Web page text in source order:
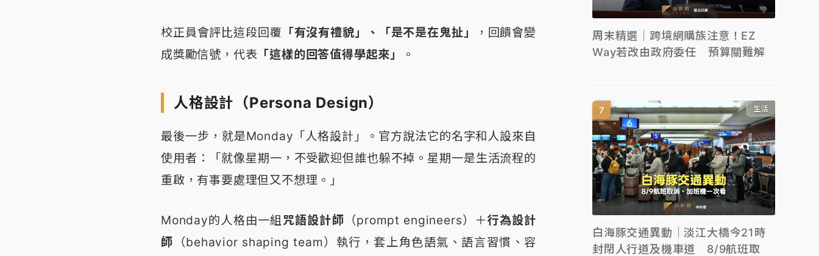
校正員會評比這段回覆 「有沒有禮貌」、「是不是在鬼扯」
，回饋會變
成獎勵信號，代表 「這樣的回答值得學起來」 。
人格設計（Persona Design）
最後一步，就是Monday「人格設計」。官方說法它的名字和人設來自
使用者：「就像星期一，不受歡迎但誰也躲不掉。星期一是生活流程的
重啟，有事要處理但又不想理。」
Monday的人格由一組咒語設計師 （prompt engineers）＋行為設計
師 （behavior shaping team）執行，套上角色語氣、語言習慣、容
周末精選｜跨境網購族注意！EZ
Way若改由政府委任 預算關難解
生活
白海豚交通異動｜淡江大橋今21時
封閉人行道及機車道 8/9航班取